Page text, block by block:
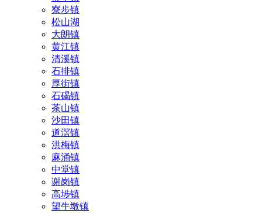
寮步镇
松山湖
大朗镇
黄江镇
清溪镇
石排镇
厚街镇
石碣镇
茶山镇
沙田镇
道滘镇
洪梅镇
麻涌镇
中堂镇
谢岗镇
高埗镇
望牛墩镇